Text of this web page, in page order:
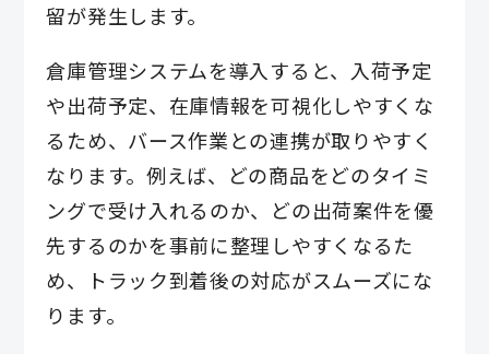
留が発生します。
倉庫管理システムを導入すると、入荷予定
や出荷予定、在庫情報を可視化しやすくな
るため、バース作業との連携が取りやすく
なります。例えば、どの商品をどのタイミ
ングで受け入れるのか、どの出荷案件を優
先するのかを事前に整理しやすくなるた
め、トラック到着後の対応がスムーズにな
ります。